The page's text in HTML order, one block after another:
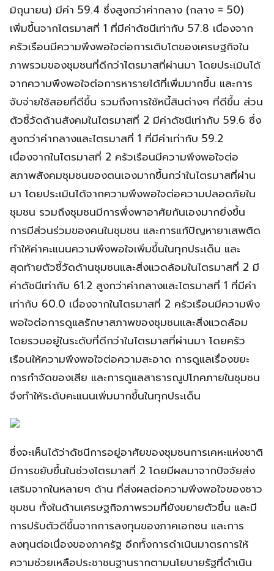
มิถุนายน) มีค่า 59.4 ซึ่งสูงกว่าค่ากลาง (กลาง = 50)
เพิ่มขึ้นจากไตรมาสที่ 1 ที่มีค่าดัชนีเท่ากับ 57.8 เนื่องจาก
ครัวเรือนมีความพึงพอใจต่อการเติบโตของเศรษฐกิจใน
ภาพรวมของชุมชนที่ดีกว่าไตรมาสที่ผ่านมา โดยประเมินได้
จากความพึงพอใจต่อการหารายได้ที่เพิ่มมากขึ้น และการ
จับจ่ายใช้สอยที่ดีขึ้น รวมถึงการใช้หนี้สินต่างๆ ที่ดีขึ้น ส่วน
ตัวชี้วัดด้านสังคมในไตรมาสที่ 2 มีค่าดัชนีเท่ากับ 59.6 ซึ่ง
สูงกว่าค่ากลางและไตรมาสที่ 1 ที่มีค่าเท่ากับ 59.2
เนื่องจากในไตรมาสที่ 2 ครัวเรือนมีความพึงพอใจต่อ
สภาพสังคมชุมชนของตนเองมากขึ้นกว่าในไตรมาสที่ผ่าน
มา โดยประเมินได้จากความพึงพอใจต่อความปลอดภัยใน
ชุมชน รวมถึงชุมชนมีการพึ่งพาอาศัยกันเองมากยิ่งขึ้น
การมีส่วนร่วมของคนในชุมชน และการแก้ปัญหายาเสพติด
ทำให้ค่าคะแนนความพึงพอใจเพิ่มขึ้นในทุกประเด็น และ
สุดท้ายตัวชี้วัดด้านชุมชนและสิ่งแวดล้อมในไตรมาสที่ 2 มี
ค่าดัชนีเท่ากับ 61.2 สูงกว่าค่ากลางและไตรมาสที่ 1 ที่มีค่า
เท่ากับ 60.0 เนื่องจากในไตรมาสที่ 2 ครัวเรือนมีความพึง
พอใจต่อการดูแลรักษาสภาพของชุมชนและสิ่งแวดล้อม
โดยรวมอยู่ในระดับที่ดีกว่าในไตรมาสที่ผ่านมา โดยครัว
เรือนให้ความพึงพอใจต่อความสะอาด การดูแลเรื่องขยะ
การกำจัดของเสีย และการดูแลสาธารณูปโภคภายในชุมชน
จึงทำให้ระดับคะแนนเพิ่มมากขึ้นในทุกประเด็น
ซึ่งจะเห็นได้ว่าดัชนีการอยู่อาศัยของชุมชนการเคหะแห่งชาติ
มีการขยับขึ้นในช่วงไตรมาสที่ 2 โดยมีผลมาจากปัจจัยส่ง
เสริมจากในหลายๆ ด้าน ที่ส่งผลต่อความพึงพอใจของชาว
ชุมชน ทั้งในด้านเศรษฐกิจภาพรวมที่ยังขยายตัวขึ้น และมี
การปรับตัวดีขึ้นจากการลงทุนของภาคเอกชน และการ
ลงทุนต่อเนื่องของภาครัฐ อีกทั้งการดำเนินมาตรการให้
ความช่วยเหลือประชาชนฐานรากตามนโยบายรัฐที่ดำเนิน